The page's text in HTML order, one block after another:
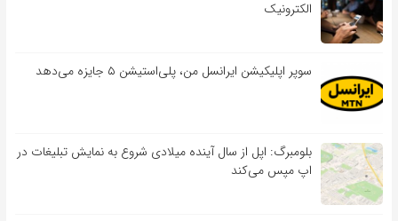
الکترونیک
سوپر اپلیکیشن ایرانسل من، پلی‌استیشن ۵ جایزه می‌دهد
بلومبرگ: اپل از سال آینده میلادی شروع به نمایش تبلیغات در
اپ مپس می‌کند